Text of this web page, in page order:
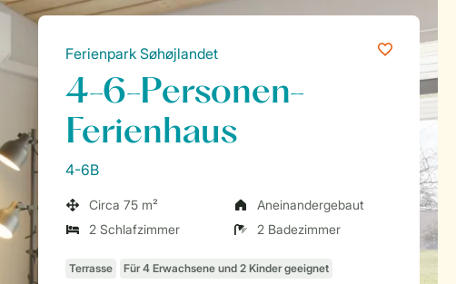
Ferienpark Søhøjlandet
4-6-Personen-
Ferienhaus
4-6B
Circa 75 m²
Aneinandergebaut
2 Schlafzimmer
2 Badezimmer